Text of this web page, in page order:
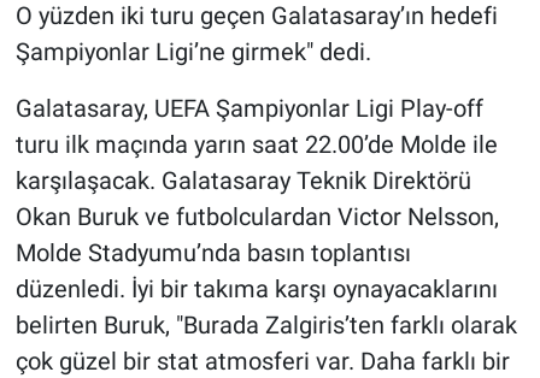
O yüzden iki turu geçen Galatasaray’ın hedefi
Şampiyonlar Ligi’ne girmek" dedi.
Galatasaray, UEFA Şampiyonlar Ligi Play-off
turu ilk maçında yarın saat 22.00’de Molde ile
karşılaşacak. Galatasaray Teknik Direktörü
Okan Buruk ve futbolculardan Victor Nelsson,
Molde Stadyumu’nda basın toplantısı
düzenledi. İyi bir takıma karşı oynayacaklarını
belirten Buruk, "Burada Zalgiris’ten farklı olarak
çok güzel bir stat atmosferi var. Daha farklı bir